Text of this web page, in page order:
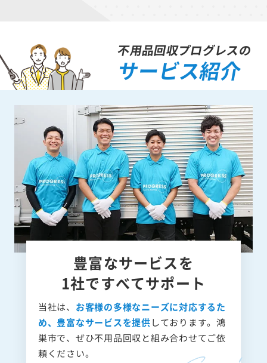
不用品回収プログレスの
サービス紹介
豊富なサービスを
1社ですべてサポート
当社は、 お客様の多様なニーズに対応するた
め、豊富なサービスを提供しております。鴻
巣市で、ぜひ不用品回収と組み合わせてご依
頼ください。